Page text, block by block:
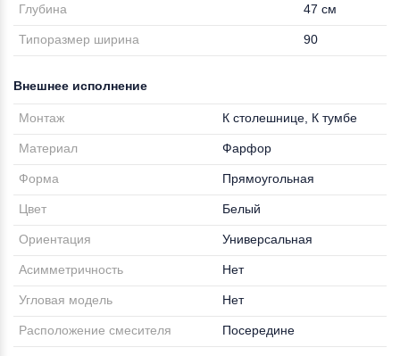
Глубина 47 см
Типоразмер ширина 90
Внешнее исполнение
Монтаж К столешнице, К тумбе
Материал Фарфор
Форма Прямоугольная
Цвет Белый
Ориентация Универсальная
Асимметричность Нет
Угловая модель Нет
Расположение смесителя Посередине